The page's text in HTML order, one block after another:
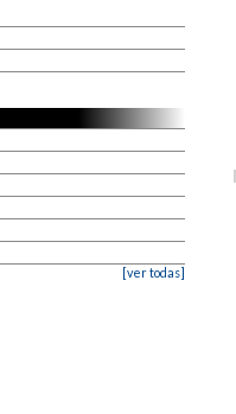
[ver todas]